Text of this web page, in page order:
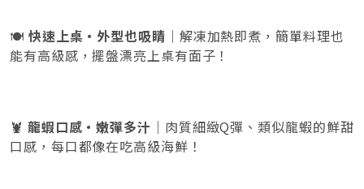
🍽️ 快速上桌・外型也吸睛 ｜解凍加熱即煮，簡單料理也
能有高級感，擺盤漂亮上桌有面子！
🦞 龍蝦口感・嫩彈多汁 ｜肉質細緻Q彈、類似龍蝦的鮮甜
口感，每口都像在吃高級海鮮！